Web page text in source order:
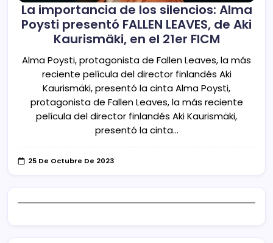
La importancia de los silencios: Alma
Poysti presentó FALLEN LEAVES, de Aki
Kaurismäki, en el 21er FICM
Alma Poysti, protagonista de Fallen Leaves, la más
reciente película del director finlandés Aki
Kaurismäki, presentó la cinta Alma Poysti,
protagonista de Fallen Leaves, la más reciente
película del director finlandés Aki Kaurismäki,
presentó la cinta…
25 De Octubre De 2023